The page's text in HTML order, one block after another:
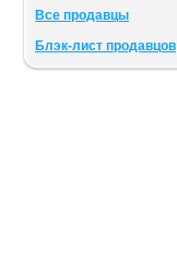
Все продавцы
Блэк-лист продавцов